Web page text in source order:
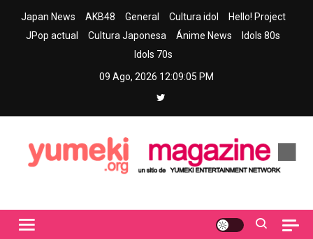
Japan News AKB48 General Cultura idol
Hello! Project
JPop actual
Cultura Japonesa Ánime News
Idols 80s
Idols 70s
09 Ago, 2026 12:09:06 PM